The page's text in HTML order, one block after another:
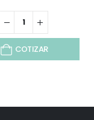
COTIZAR